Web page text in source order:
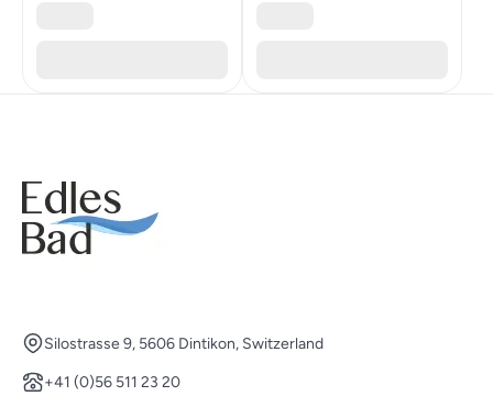
Silostrasse 9, 5606 Dintikon, Switzerland
+41 (0)56 511 23 20